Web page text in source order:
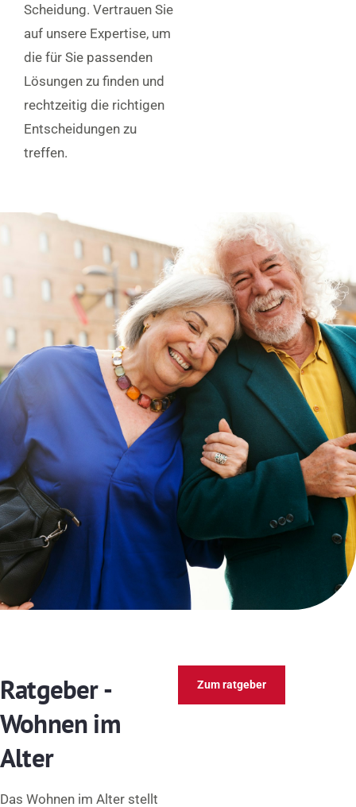
Scheidung. Vertrauen Sie
auf unsere Expertise, um
die für Sie passenden
Lösungen zu finden und
rechtzeitig die richtigen
Entscheidungen zu
treffen.
Ratgeber -
Wohnen im
Alter
Das Wohnen im Alter stellt
Zum ratgeber